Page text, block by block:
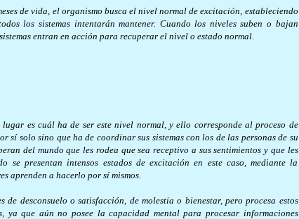
de vida, el organismo busca el nivel normal de excitación, estableciendo
los sistemas intentarán mantener. Cuando los niveles suben o bajan
entran en acción para recuperar el nivel o estado normal.
es cuál ha de ser este nivel normal, y ello corresponde al proceso de
sí solo sino que ha de coordinar sus sistemas con los de las personas de su
del mundo que les rodea que sea receptivo a sus sentimientos y que les
presentan intensos estados de excitación en este caso, mediante la
aprenden a hacerlo por sí mismos.
de desconsuelo o satisfacción, de molestia o bienestar, pero procesa estos
ya que aún no posee la capacidad mental para procesar informaciones